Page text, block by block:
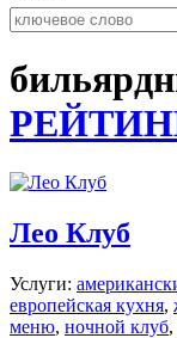
Лео Клуб
Услуги:
европейская кухня,
меню, ночной клуб,